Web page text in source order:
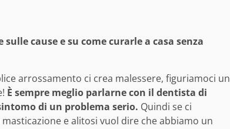
cause e su come curarle a casa senza
arrossamento ci crea malessere, figuriamoci un
È sempre meglio parlarne con il dentista di
di un problema serio. Quindi se ci
e alitosi vuol dire che abbiamo un